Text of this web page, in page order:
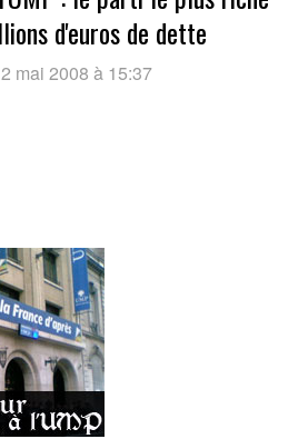
d'euros de dette
mai 2008 à 15:37